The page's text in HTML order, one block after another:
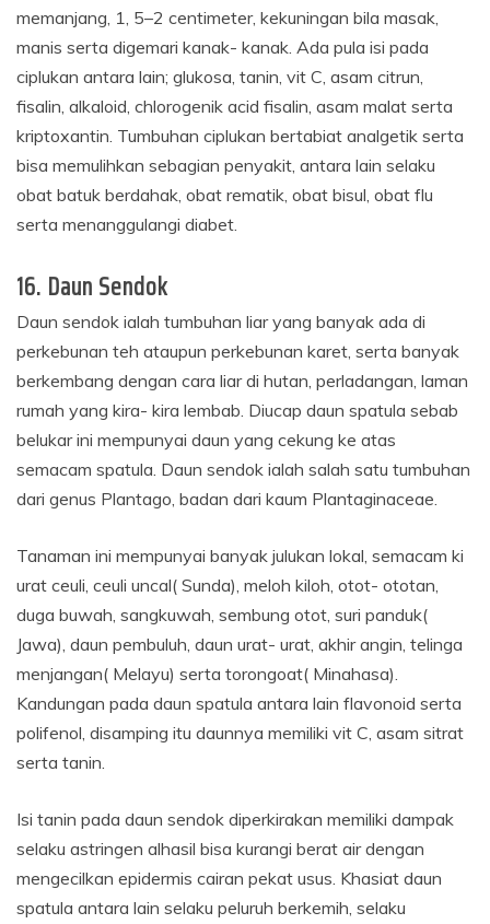
memanjang, 1, 5–2 centimeter, kekuningan bila masak,
manis serta digemari kanak- kanak. Ada pula isi pada
ciplukan antara lain; glukosa, tanin, vit C, asam citrun,
fisalin, alkaloid, chlorogenik acid fisalin, asam malat serta
kriptoxantin. Tumbuhan ciplukan bertabiat analgetik serta
bisa memulihkan sebagian penyakit, antara lain selaku
obat batuk berdahak, obat rematik, obat bisul, obat flu
serta menanggulangi diabet.
16. Daun Sendok
Daun sendok ialah tumbuhan liar yang banyak ada di
perkebunan teh ataupun perkebunan karet, serta banyak
berkembang dengan cara liar di hutan, perladangan, laman
rumah yang kira- kira lembab. Diucap daun spatula sebab
belukar ini mempunyai daun yang cekung ke atas
semacam spatula. Daun sendok ialah salah satu tumbuhan
dari genus Plantago, badan dari kaum Plantaginaceae.
Tanaman ini mempunyai banyak julukan lokal, semacam ki
urat ceuli, ceuli uncal( Sunda), meloh kiloh, otot- ototan,
duga buwah, sangkuwah, sembung otot, suri panduk(
Jawa), daun pembuluh, daun urat- urat, akhir angin, telinga
menjangan( Melayu) serta torongoat( Minahasa).
Kandungan pada daun spatula antara lain flavonoid serta
polifenol, disamping itu daunnya memiliki vit C, asam sitrat
serta tanin.
Isi tanin pada daun sendok diperkirakan memiliki dampak
selaku astringen alhasil bisa kurangi berat air dengan
mengecilkan epidermis cairan pekat usus. Khasiat daun
spatula antara lain selaku peluruh berkemih, selaku